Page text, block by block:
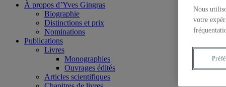
À propos d’Yves Gingras
Biographie
Distinctions et prix
Nominations
Publications
Livres
Monographies
Ouvrages édités
Articles scientifiques
Nous
votre